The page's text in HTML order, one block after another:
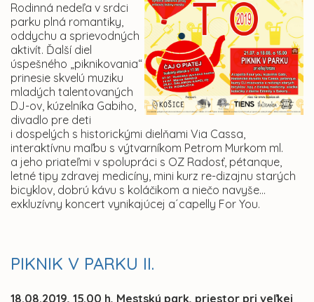
Rodinná nedeľa v srdci
parku plná romantiky,
oddychu a sprievodných
aktivít. Ďalší diel
úspešného „piknikovania“
prinesie skvelú muziku
mladých talentovaných
DJ-ov, kúzelníka Gabiho,
divadlo pre deti
i dospelých s historickými dielňami Via Cassa,
interaktívnu maľbu s výtvarníkom Petrom Murkom ml.
a jeho priateľmi v spolupráci s OZ Radosť, pétanque,
letné tipy zdravej medicíny, mini kurz re-dizajnu starých
bicyklov, dobrú kávu s koláčikom a niečo navyše...
exkluzívny koncert vynikajúcej a´capelly For You.
PIKNIK V PARKU II.
18.08.2019, 15.00 h, Mestský park, priestor pri veľkej